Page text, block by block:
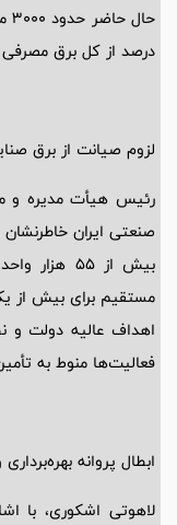
درصد از کل برق
لزوم صیانت از برق
رئیس هیأت مدیره و
بیش از 55
اهداف عالیه دولت و
فعالیت‌ها منوط به
ابطال پروانه
لاهوتی اشکوری، با